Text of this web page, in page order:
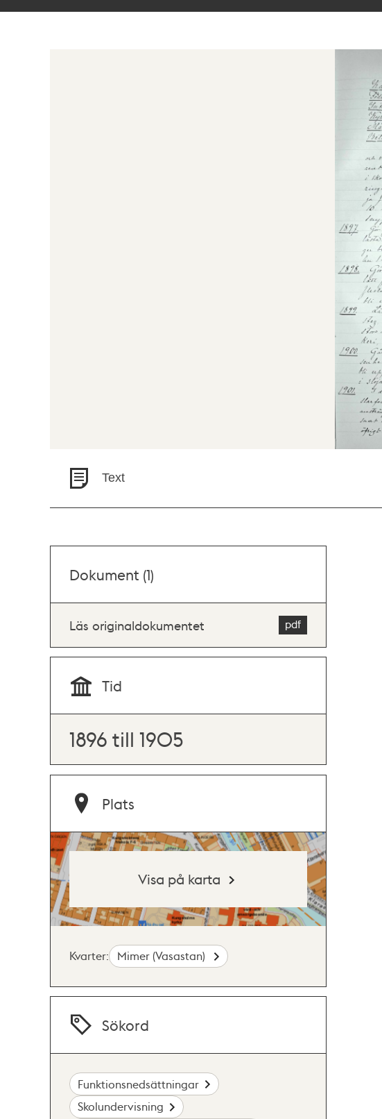
Text
Dokument (1)
Läs originaldokumentet
Tid
1896 till 1905
Plats
Visa på karta
Kvarter: Mimer (Vasastan)
Sökord
Funktionsnedsättningar
Skolundervisning